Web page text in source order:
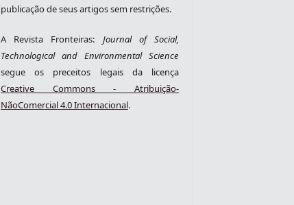
publicação de seus artigos sem restrições.
A Revista Fronteiras: Journal of Social,
Technological and Environmental Science
segue os preceitos legais da licença
Creative Commons - Atribuição-
NãoComercial 4.0 Internacional.